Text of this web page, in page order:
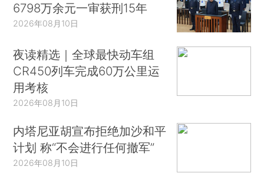
6798万余元一审获刑15年
2026年08月10日
夜读精选｜全球最快动车组
CR450列车完成60万公里运
用考核
2026年08月10日
内塔尼亚胡宣布拒绝加沙和平
计划 称“不会进行任何撤军”
2026年08月10日